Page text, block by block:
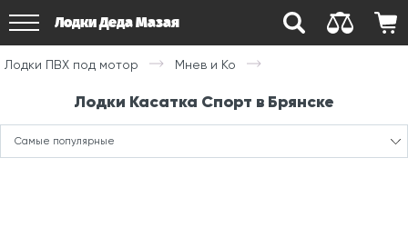
Лодки Деда Мазая
Лодки ПВХ под мотор Мнев и Ко
Лодки Касатка Спорт в Брянске
Самые популярные